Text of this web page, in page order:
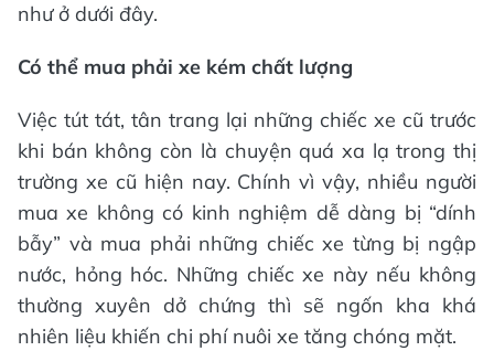
như ở dưới đây.
Có thể mua phải xe kém chất lượng
Việc tút tát, tân trang lại những chiếc xe cũ trước
khi bán không còn là chuyện quá xa lạ trong thị
trường xe cũ hiện nay. Chính vì vậy, nhiều người
mua xe không có kinh nghiệm dễ dàng bị “dính
bẫy” và mua phải những chiếc xe từng bị ngập
nước, hỏng hóc. Những chiếc xe này nếu không
thường xuyên dở chứng thì sẽ ngốn kha khá
nhiên liệu khiến chi phí nuôi xe tăng chóng mặt.